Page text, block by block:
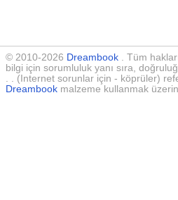
© 2010-2026 Dreambook . Tüm
bilgi için sorumluluk yanı sıra,
. . (Internet sorunlar için - köprüler)
Dreambook malzeme kullanmak